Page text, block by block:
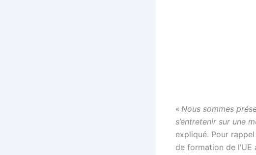
« Nous sommes
s’entretenir sur une
expliqué. Pour
de formation de